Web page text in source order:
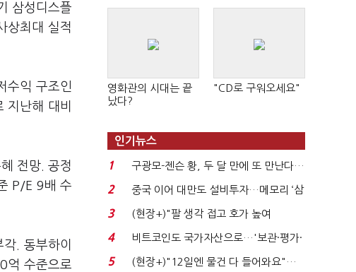
삼성디스플
상최대 실적
수익 구조인
난해 대비
전망. 공정
P/E 9배 수
. 동부하이
억 수준으로
영화관의 시대는 끝
났다?
"CD로 구워오세요"
인기뉴스
1
구광모-젠슨 황, 두 달 만에 또 만난다…
로봇·AI 등 논...
2
중국 이어 대만도 설비투자…메모리 ‘삼
국전쟁’
3
(현장+)"팔 생각 접고 호가 높여
요"…'덜 똘똘한 한 채' 20...
4
비트코인도 국가자산으로…'보관·평가·
처분' 기준은 ...
5
(현장+)"12일엔 물건 다 들어와요"…